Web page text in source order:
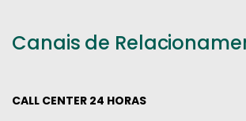
Canais de
CALL CENTER 24 HORAS